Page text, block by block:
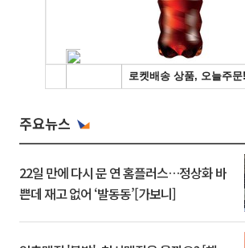
주요뉴스
22일 만에 다시 문 연 홈플러스…정상화 바
쁜데 재고 없어 ‘발동동’[가보니]